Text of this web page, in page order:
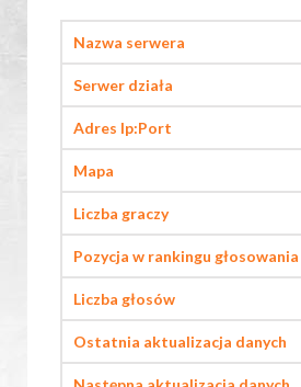
Nazwa serwera
Serwer działa
Adres Ip:Port
Mapa
Liczba graczy
Pozycja w rankingu głosowania
Liczba głosów
Ostatnia aktualizacja danych